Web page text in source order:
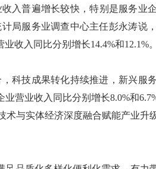
普遍增长较快，特别是服务业
局服务业调查中心主任彭永涛说
收入同比分别增长14.4%和12.1%。
技成果转化持续推进，新兴服
业营业收入同比分别增长8.0%和
术与实体经济深度融合赋能产业升